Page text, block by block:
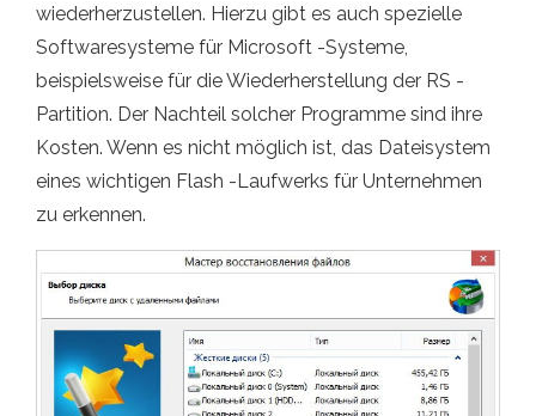
wiederherzustellen. Hierzu gibt es auch spezielle
Softwaresysteme für Microsoft -Systeme,
beispielsweise für die Wiederherstellung der RS ​​-
Partition. Der Nachteil solcher Programme sind ihre
Kosten. Wenn es nicht möglich ist, das Dateisystem
eines wichtigen Flash -Laufwerks für Unternehmen
zu erkennen.